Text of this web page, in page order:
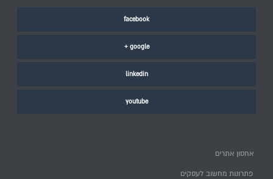
facebook
google +
linkedin
youtube
אחסון אתרים
פתרונות מחשוב לעסקים